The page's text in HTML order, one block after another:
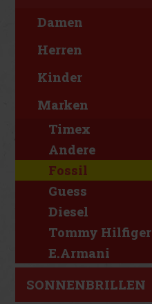
Damen
Herren
Kinder
Marken
Timex
Andere
Fossil
Guess
Diesel
Tommy Hilfiger
E.Armani
SONNENBRILLEN